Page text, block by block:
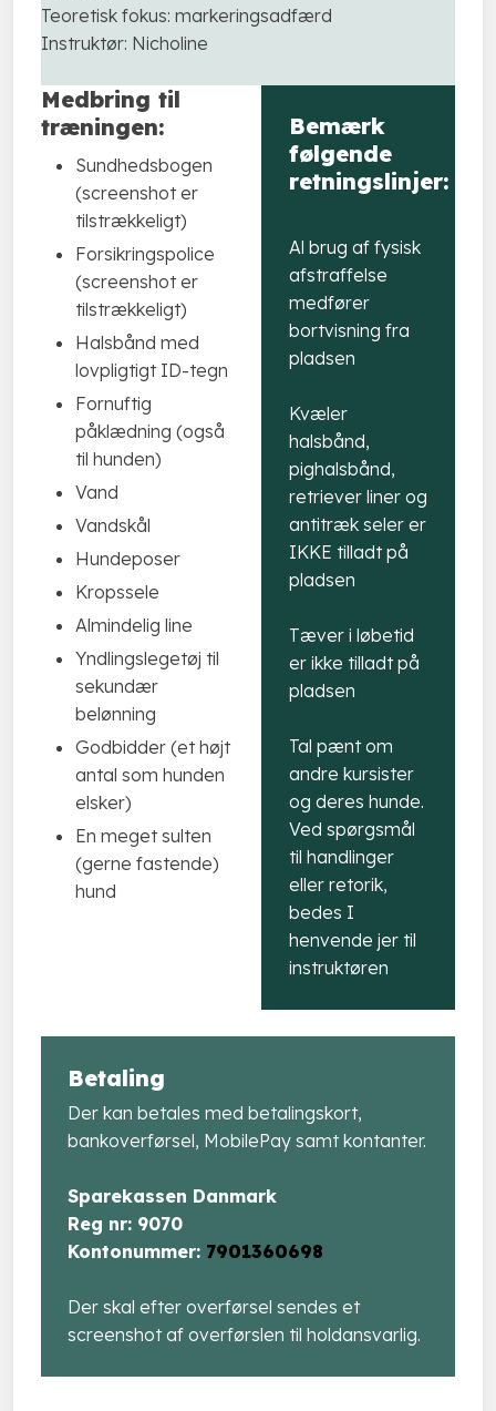
Teoretisk fokus: markeringsadfærd
Instruktør: Nicholine
Medbring til
træningen:
Sundhedsbogen
(screenshot er
tilstrækkeligt)
Forsikringspolice
(screenshot er
tilstrækkeligt)
Halsbånd med
lovpligtigt ID-tegn
Fornuftig
påklædning (også
til hunden)
Vand
Vandskål
Hundeposer
Kropssele
Almindelig line
Yndlingslegetøj til
sekundær
belønning
Godbidder (et højt
antal som hunden
elsker)
En meget sulten
(gerne fastende)
hund
Bemærk
følgende
retningslinjer:
Al​ brug af fysisk
afstraffelse
medfører
bortvisning fra
pladsen​
Kvæler
halsbånd,
pighalsbånd,
retriever liner og
antitræk seler er
IKKE tilladt på
pladsen
Tæver i løbetid
er ikke tilladt på
pladsen
Tal pænt om
andre kursister
og deres hunde.
Ved spørgsmål
til handlinger
eller retorik,
bedes I
henvende jer til
instruktøren
Betaling
Der kan betales med betalingskort,
bankoverførsel, MobilePay samt kontanter.
Sparekassen Danmark
​Reg nr: 9070
​Kontonummer: 7901360698
Der skal efter overførsel sendes et
screenshot af overførslen til holdansvarlig.